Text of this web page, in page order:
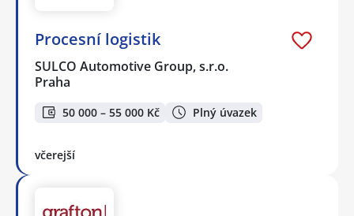
Procesní logistik
SULCO Automotive Group, s.r.o.
Praha
50 000 – 55 000 Kč Plný úvazek
včerejší